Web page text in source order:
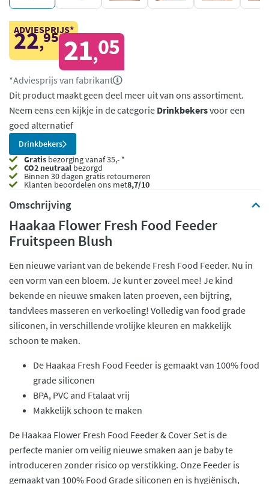
ADVIESPRIJS*
22,95 21,05
*Adviesprijs van fabrikant
Dit product maakt geen deel meer uit van ons assortiment.
Neem eens een kijkje in de categorie Drinkbekersvoor een
goed alternatief
Drinkbekers
Gratis bezorging vanaf 35,- *
CO2 neutraalbezorgd
Binnen 30 dagen gratis retourneren
Klanten beoordelen ons met8,7/10
Omschrijving
Haakaa Flower Fresh Food Feeder
Fruitspeen Blush
Een nieuwe variant van de bekende Fresh Food Feeder. Nu in
een vorm van een bloem. Je kunt er zoveel mee! Je kind
bekende en nieuwe smaken laten proeven, een bijtring,
tandvlees masseren en verkoeling! Volledig van food grade
siliconen, in verschillende vrolijke kleuren en makkelijk
schoon te maken.
De Haakaa Fresh Food Feeder is gemaakt van 100% food
grade siliconen
BPA, PVC and Ftalaat vrij
Makkelijk schoon te maken
De Haakaa Flower Fresh Food Feeder & Cover Set is de
perfecte manier om veilig nieuwe smaken aan je baby te
introduceren zonder risico op verstikking. Onze Feeder is
gemaakt van 100% Food Grade siliconen en is hygiënisch,